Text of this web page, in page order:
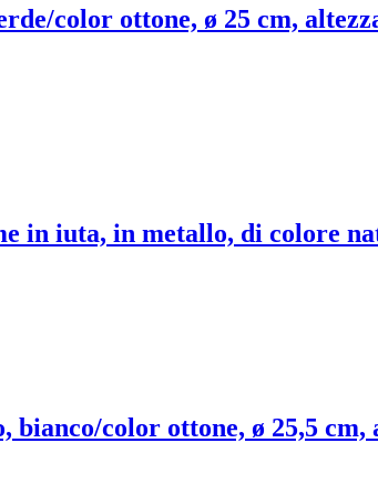
color ottone, ø 25 cm,
in iuta, in metallo, di colore
color ottone, ø 25,5 cm,